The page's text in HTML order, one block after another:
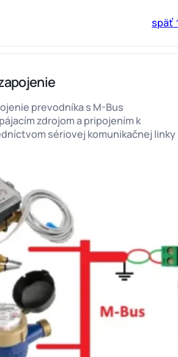
späť
prevodníka s M-Bus
zdrojom a pripojením k
sériovej komunikačnej linky